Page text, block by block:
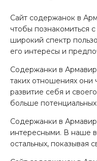
Сайт содержанок в
чтобы познакомиться
широкий спектр
его интересы и
Содержанки в
таких отношениях они
развитие себя и
больше
Содержанки в
интересными. В наше
остальных, показывая